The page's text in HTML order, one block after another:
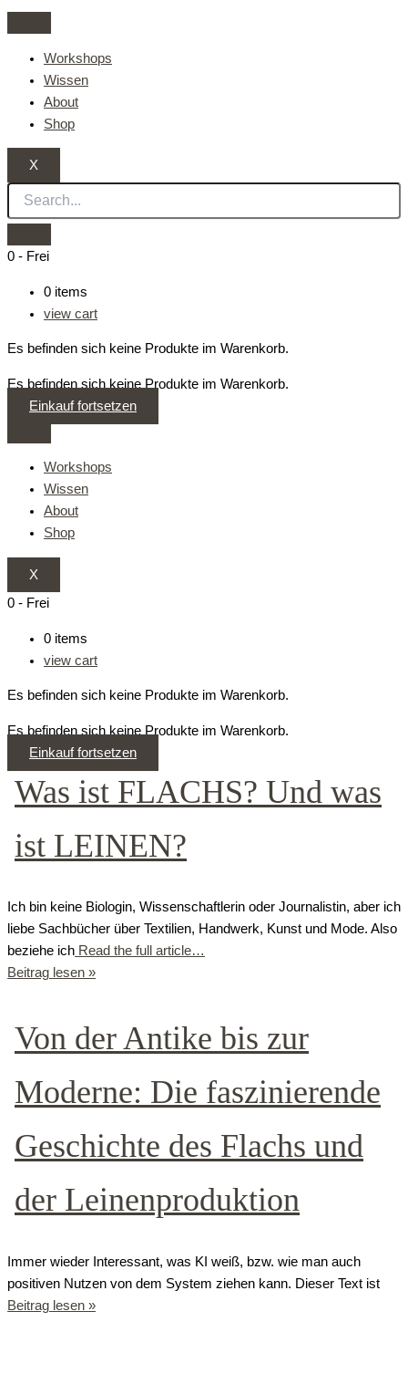
Zum
Inhalt
springenWorkshops
Wissen
About
Shop
X
0 - Frei
0 items
view cart
Es befinden sich keine Produkte im Warenkorb.
Es befinden sich keine Produkte im Warenkorb.
Einkauf fortsetzen
Workshops
Wissen
About
Shop
X
0 - Frei
0 items
view cart
Es befinden sich keine Produkte im Warenkorb.
Es befinden sich keine Produkte im Warenkorb.
Einkauf fortsetzen
Was ist FLACHS? Und was
ist LEINEN?
Ich bin keine Biologin, Wissenschaftlerin oder Journalistin, aber ich
liebe Sachbücher über Textilien, Handwerk, Kunst und Mode. Also
beziehe ich Read the full article…
Was
ist
FLACHS?
Beitrag lesen »
Von der Antike bis zur
Moderne: Die faszinierende
Geschichte des Flachs und
der Leinenproduktion
Immer wieder Interessant, was KI weiß, bzw. wie man auch
positiven Nutzen von dem System ziehen kann. Dieser Text ist
Von
der
Moderne:
faszinierende
Geschichte
des
und
Leinenproduktion
Beitrag lesen »